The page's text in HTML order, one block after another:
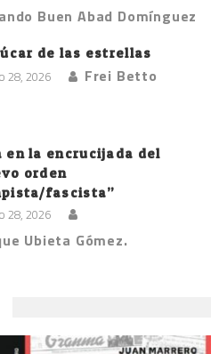
Buen Abad Domínguez
de las estrellas
28, 2026 Frei Betto
en la encrucijada del
orden
fascista”
28, 2026
Ubieta Gómez.